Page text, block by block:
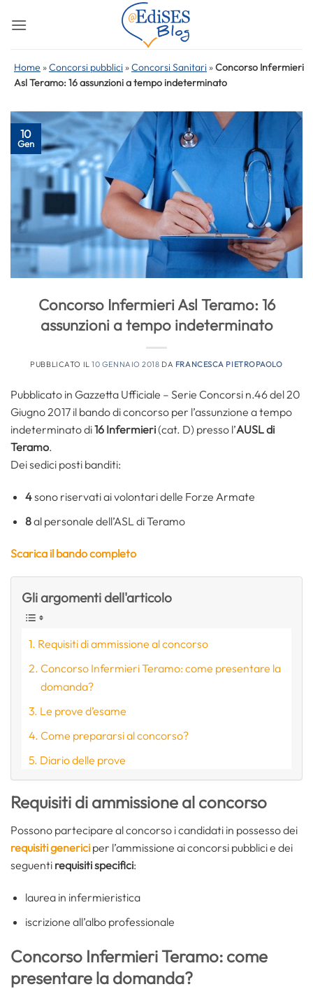
Home »Concorsi pubblici »Concorsi Sanitari »Concorso Infermieri
Asl Teramo: 16 assunzioni a tempo indeterminato
10
Gen
Concorso Infermieri Asl Teramo: 16
assunzioni a tempo indeterminato
PUBBLICATO IL10 GENNAIO 2018 DA FRANCESCA PIETROPAOLO
Pubblicato in Gazzetta Ufficiale – Serie Concorsi n.46 del 20
Giugno 2017 il bando di concorso per l’assunzione a tempo
indeterminato di16 Infermieri(cat. D) presso l’AUSL di
Teramo.
Dei sedici posti banditi:
4sono riservati ai volontari delle Forze Armate
8al personale dell’ASL di Teramo
Scarica il bando completo
Gli argomenti dell'articolo
Requisiti di ammissione al concorso
Concorso Infermieri Teramo: come presentare la
domanda?
Le prove d’esame
Come prepararsi al concorso?
Diario delle prove
Requisiti di ammissione al concorso
Possono partecipare al concorso i candidati in possesso dei
requisiti generici per l’ammissione ai concorsi pubblici e dei
seguenti requisiti specifici:
laurea in infermieristica
iscrizione all’albo professionale
Concorso Infermieri Teramo: come
presentare la domanda?